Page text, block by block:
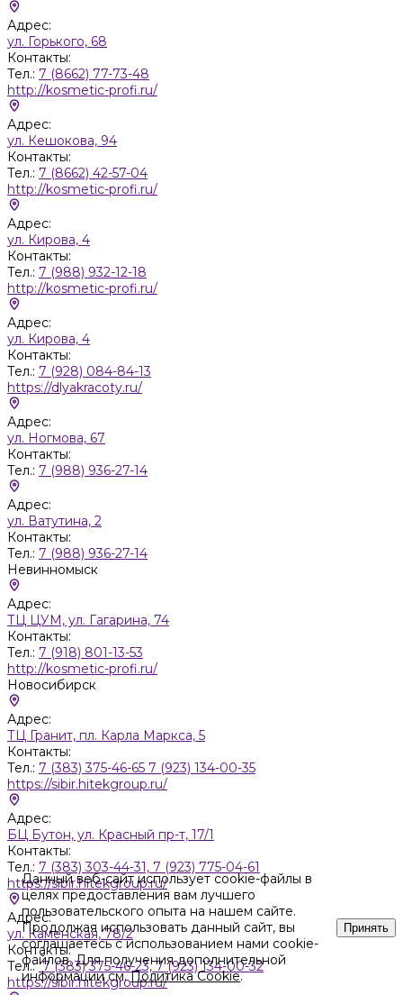
Адрес:
ул. Горького, 68
Контакты:
Тел.: 7 (8662) 77-73-48
http://kosmetic-profi.ru/
Адрес:
ул. Кешокова, 94
Контакты:
Тел.: 7 (8662) 42-57-04
http://kosmetic-profi.ru/
Адрес:
ул. Кирова, 4
Контакты:
Тел.: 7 (988) 932-12-18
http://kosmetic-profi.ru/
Адрес:
ул. Кирова, 4
Контакты:
Тел.: 7 (928) 084-84-13
https://dlyakracoty.ru/
Адрес:
ул. Ногмова, 67
Контакты:
Тел.: 7 (988) 936-27-14
Адрес:
ул. Ватутина, 2
Контакты:
Тел.: 7 (988) 936-27-14
Невинномыск
Адрес:
ТЦ ЦУМ, ул. Гагарина, 74
Контакты:
Тел.: 7 (918) 801-13-53
http://kosmetic-profi.ru/
Новосибирск
Адрес:
ТЦ Гранит, пл. Карла Маркса, 5
Контакты:
Тел.: 7 (383) 375-46-65 7 (923) 134-00-35
https://sibir.hitekgroup.ru/
Адрес:
БЦ Бутон, ул. Красный пр-т, 17/1
Контакты:
Тел.: 7 (383) 303-44-31, 7 (923) 775-04-61
https://sibir.hitekgroup.ru/
Адрес:
ул. Каменская, 78/2
Контакты:
Тел.:7 (383) 375-46-23, 7 (923) 134-00-32
https://sibir.hitekgroup.ru/
Данный веб-сайт использует cookie-файлы в
целях предоставления вам лучшего
пользовательского опыта на нашем сайте.
Продолжая использовать данный сайт, вы
соглашаетесь с использованием нами cookie-
файлов. Для получения дополнительной
информации см.Политика Cookie.
Принять